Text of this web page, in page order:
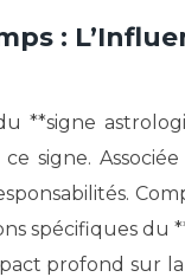
:
**signe
signe.
spécifiques du
profond sur